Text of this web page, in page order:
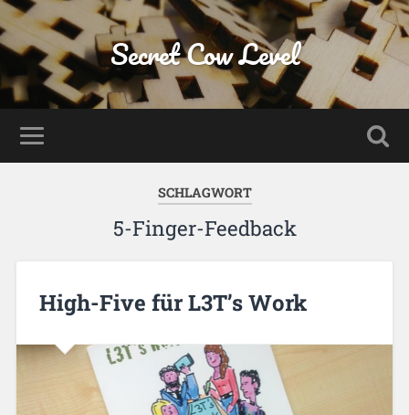
Secret Cow Level
SCHLAGWORT
5-Finger-Feedback
High-Five für L3T’s Work